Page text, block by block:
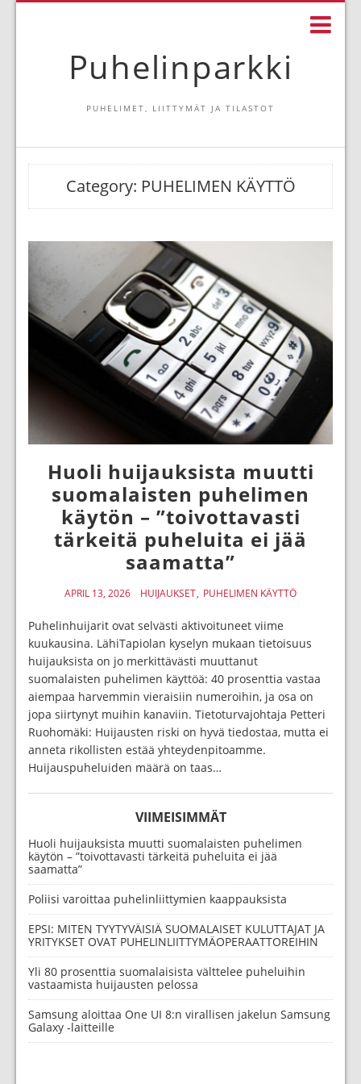
Puhelinparkki
PUHELIMET, LIITTYMÄT JA TILASTOT
Category: PUHELIMEN KÄYTTÖ
Huoli huijauksista muutti
suomalaisten puhelimen
käytön – ”toivottavasti
tärkeitä puheluita ei jää
saamatta”
APRIL 13, 2026 HUIJAUKSET PUHELIMEN KÄYTTÖ
Puhelinhuijarit ovat selvästi aktivoituneet viime
kuukausina. LähiTapiolan kyselyn mukaan tietoisuus
huijauksista on jo merkittävästi muuttanut
suomalaisten puhelimen käyttöä: 40 prosenttia vastaa
aiempaa harvemmin vieraisiin numeroihin, ja osa on
jopa siirtynyt muihin kanaviin. Tietoturvajohtaja Petteri
Ruohomäki: Huijausten riski on hyvä tiedostaa, mutta ei
anneta rikollisten estää yhteydenpitoamme.
Huijauspuheluiden määrä on taas…
VIIMEISIMMÄT
Huoli huijauksista muutti suomalaisten puhelimen
käytön – ”toivottavasti tärkeitä puheluita ei jää
saamatta”
Poliisi varoittaa puhelinliittymien kaappauksista
EPSI: MITEN TYYTYVÄISIÄ SUOMALAISET KULUTTAJAT JA
YRITYKSET OVAT PUHELINLIITTYMÄOPERAATTOREIHIN
Yli 80 prosenttia suomalaisista välttelee puheluihin
vastaamista huijausten pelossa
Samsung aloittaa One UI 8:n virallisen jakelun Samsung
Galaxy -laitteille